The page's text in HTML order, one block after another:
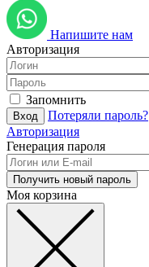
Напишите нам
Авторизация
Запомнить
Потеряли пароль?
Авторизация
Генерация пароля
Моя корзина